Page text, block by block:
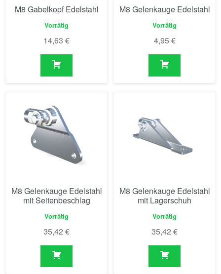
M8 Gabelkopf Edelstahl
Vorrätig
14,63 €
M8 Gelenkauge Edelstahl
Vorrätig
4,95 €
M8 Gelenkauge Edelstahl
mit Seitenbeschlag
Vorrätig
35,42 €
M8 Gelenkauge Edelstahl
mit Lagerschuh
Vorrätig
35,42 €